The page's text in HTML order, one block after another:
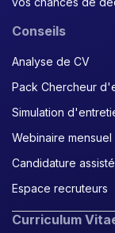
Conseils
Analyse de CV
Pack Chercheur
Simulation
Webinaire mensuel
Candidature
Espace recruteurs
Curriculum